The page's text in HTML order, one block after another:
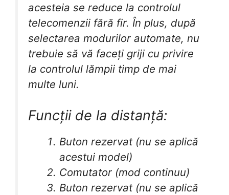
acesteia se reduce la controlul
telecomenzii fără fir. În plus, după
selectarea modurilor automate, nu
trebuie să vă faceți griji cu privire
la controlul lămpii timp de mai
multe luni.
Funcții de la distanță:
Buton rezervat (nu se aplică
acestui model)
Comutator (mod continuu)
Buton rezervat (nu se aplică